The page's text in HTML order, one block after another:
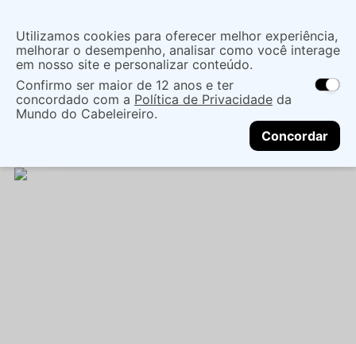
localização
As ofertas e opções de entrega variam de
acordo com a região.Não sei meu CEP
CONTINUAR
O que você procura?
Coloração
Marcas de Salão
TINT*F* EVOLUTION 6 1
Utilizamos cookies para oferecer melhor experiência,
melhorar o desempenho, analisar como você interage
em nosso site e personalizar conteúdo.
Confirmo ser maior de 12 anos e ter
concordado com a Política de Privacidade da
Mundo do Cabeleireiro.
Concordar